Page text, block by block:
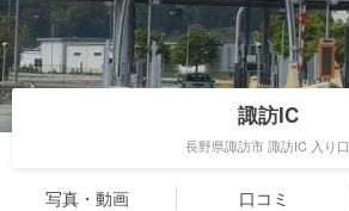
諏訪IC
長野県諏訪市 諏訪IC 入り口
写真・動画 口コミ